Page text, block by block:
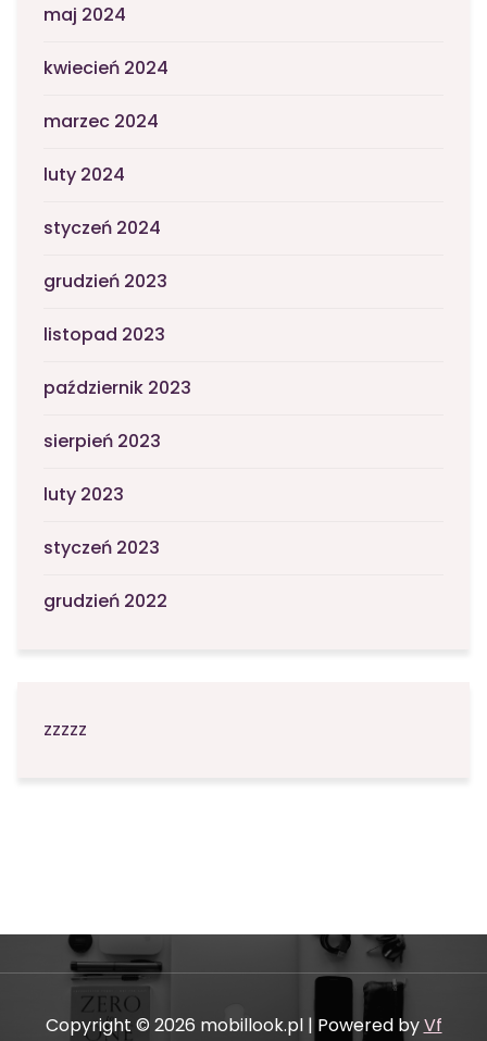
maj 2024
kwiecień 2024
marzec 2024
luty 2024
styczeń 2024
grudzień 2023
listopad 2023
październik 2023
sierpień 2023
luty 2023
styczeń 2023
grudzień 2022
zzzzz
Copyright © 2026 mobillook.pl | Powered byVf